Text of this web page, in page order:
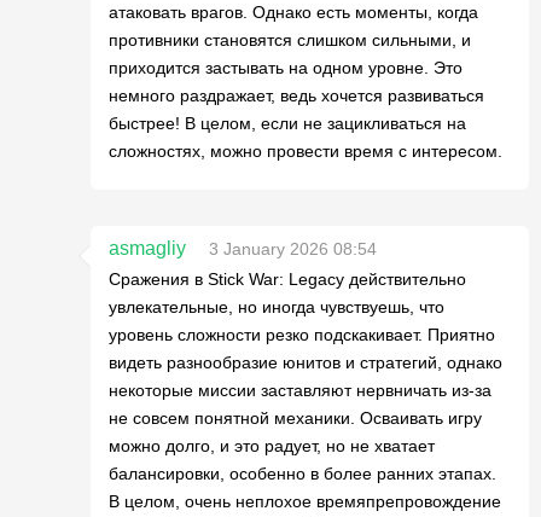
атаковать врагов. Однако есть моменты, когда
противники становятся слишком сильными, и
приходится застывать на одном уровне. Это
немного раздражает, ведь хочется развиваться
быстрее! В целом, если не зацикливаться на
сложностях, можно провести время с интересом.
asmagliy
3 January 2026 08:54
Сражения в Stick War: Legacy действительно
увлекательные, но иногда чувствуешь, что
уровень сложности резко подскакивает. Приятно
видеть разнообразие юнитов и стратегий, однако
некоторые миссии заставляют нервничать из-за
не совсем понятной механики. Осваивать игру
можно долго, и это радует, но не хватает
балансировки, особенно в более ранних этапах.
В целом, очень неплохое времяпрепровождение